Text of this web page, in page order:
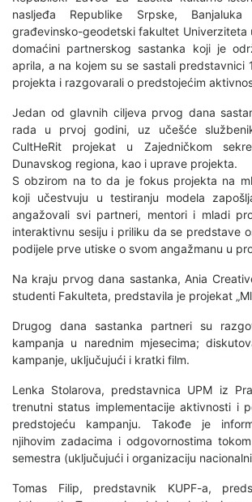
nasljeđa Republike Srpske,
građevinsko-geodetski fakultet Univerziteta
domaćini partnerskog sastanka koji je
aprila, a na kojem su se sastali predstavnici
projekta i razgovarali o predstojećim
Jedan od glavnih ciljeva prvog dana
rada u prvoj godini, uz učešće
CultHeRit projekat u Zajedničkom
Dunavskog regiona, kao i uprave projekta.
S obzirom na to da je fokus projekta na
koji učestvuju u testiranju modela
angažovali svi partneri, mentori i mladi
interaktivnu sesiju i priliku da se predstave
podijele prve utiske o svom angažmanu u
Na kraju prvog dana sastanka, Ania
studenti Fakulteta, predstavila je projekat
Drugog dana sastanka partneri su
kampanja u narednim mjesecima;
kampanje, uključujući i kratki film.
Lenka Stolarova, predstavnica UPM iz
trenutni status implementacije aktivnosti i
predstojeću kampanju. Takođe je
njihovim zadacima i odgovornostima
semestra (uključujući i organizaciju
Tomas Filip, predstavnik KUPF-a,